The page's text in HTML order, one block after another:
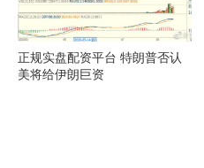
正规实盘配资平台 特朗普否认
美将给伊朗巨资